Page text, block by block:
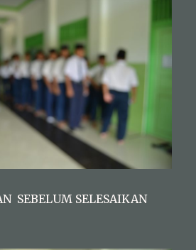
SEBELUM SELESAIKAN